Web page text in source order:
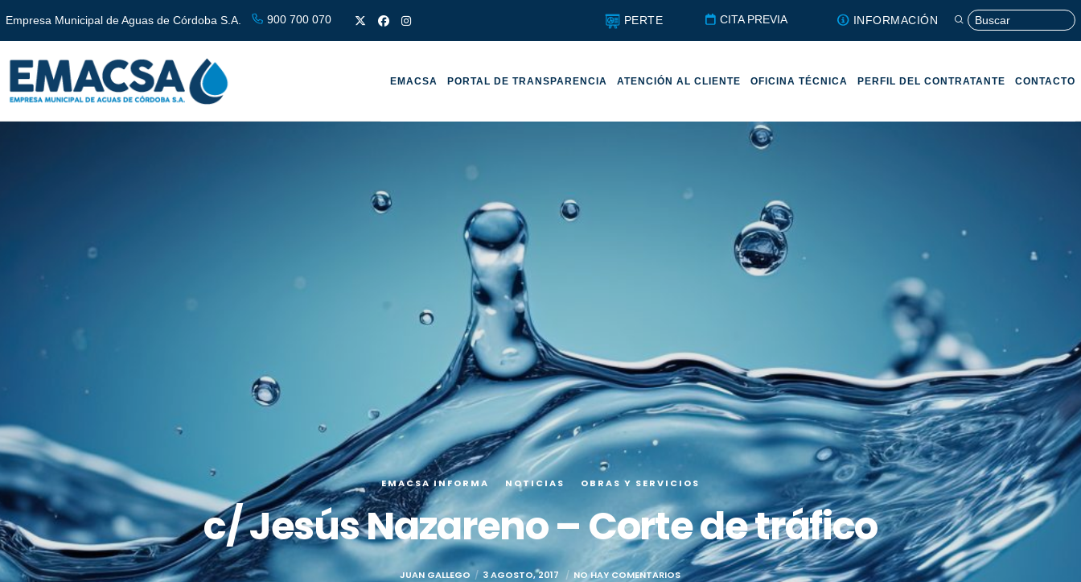
Empresa Municipal de Aguas de Córdoba S.A. 900 700 070 PERTE CITA PREVIA INFORMACIÓN
EMACSA PORTAL DE TRANSPARENCIA ATENCIÓN AL CLIENTE OFICINA TÉCNICA PERFIL DEL CONTRATANTE CONTACTO
EMACSA INFORMA NOTICIAS OBRAS Y SERVICIOS
c/ Jesús Nazareno – Corte de tráfico
JUAN GALLEGO 3 AGOSTO, 2017 NO HAY COMENTARIOS